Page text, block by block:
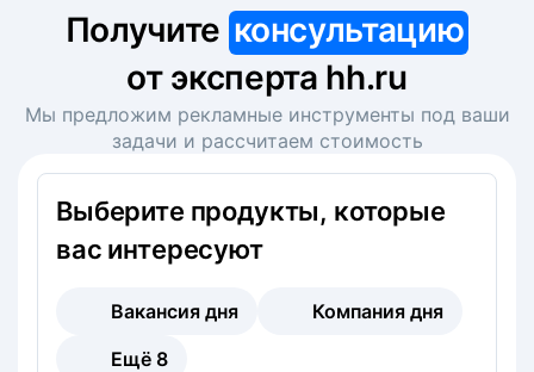
Получите консультацию
от эксперта hh.ru
Мы предложим рекламные инструменты под ваши
задачи и рассчитаем стоимость
Выберите продукты, которые
вас интересуют
Вакансия дня
Компания дня
Ещё 8